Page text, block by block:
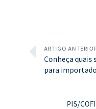
ARTIGO
Conheça quais
para
PIS/